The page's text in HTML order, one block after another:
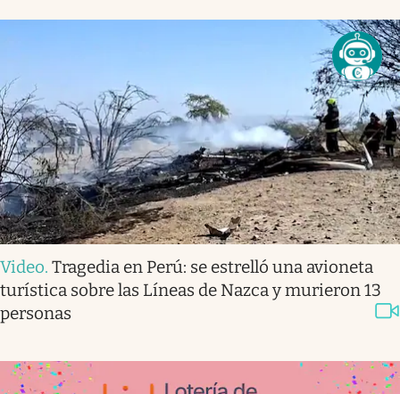
Video. Tragedia en Perú: se estrelló una avioneta
turística sobre las Líneas de Nazca y murieron 13
personas